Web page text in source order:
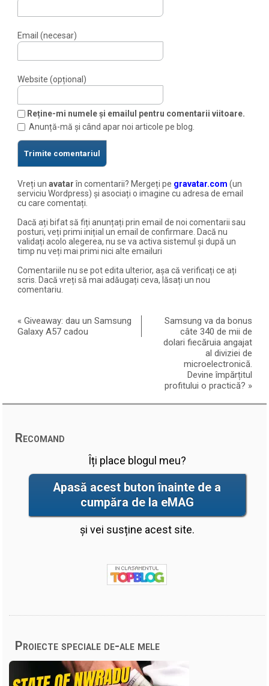
Email (necesar)
Website (opțional)
Reține-mi numele și emailul pentru comentarii viitoare.
Anunță-mă și când apar noi articole pe blog.
Vreți unavatarîn comentarii? Mergeți pe gravatar.com (un
serviciu Wordpress) și asociați o imagine cu adresa de email
cu care comentați.
Dacă ați bifat să fiți anunțați prin email de noi comentarii sau
posturi, veți primi inițial un email de confirmare. Dacă nu
validați acolo alegerea, nu se va activa sistemul și după un
timp nu veți mai primi nici alte emailuri
Comentariile nu se pot edita ulterior, așa că verificați ce ați
scris. Dacă vreți să mai adăugați ceva, lăsați un nou
comentariu.
«Giveaway: dau un Samsung
Galaxy A57 cadou
Samsung va da bonus
câte 340 de mii de
dolari fiecăruia angajat
al diviziei de
microelectronică.
Devine împărțitul
profitului o practică? »
Recomand
Îți place blogul meu?
Apasă acest buton înainte de a
cumpăra de la eMAG
și vei susține acest site.
Proiecte speciale de-ale mele